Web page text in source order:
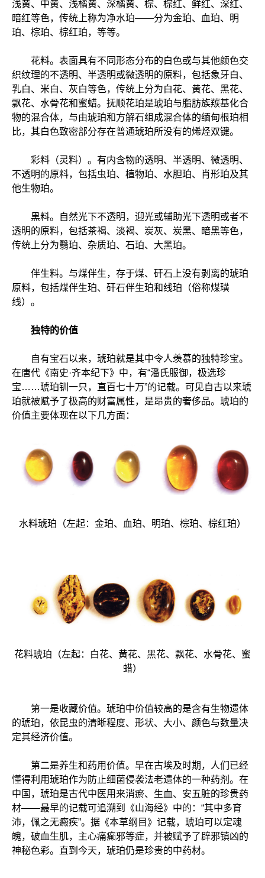
浅黄、中黄、浅橘黄、深橘黄、棕、棕红、鲜红、深红、
暗红等色，传统上称为净水珀——分为金珀、血珀、明
珀、棕珀、棕红珀，等等。
花料。表面具有不同形态分布的白色或与其他颜色交
织纹理的不透明、半透明或微透明的原料，包括象牙白、
乳白、米白、灰白等色，传统上分为白花、黄花、黑花、
飘花、水骨花和蜜蜡。抚顺花珀是琥珀与脂肪族羰基化合
物的混合体，与由琥珀和方解石组成混合体的缅甸根珀相
比，其白色致密部分存在普通琥珀所没有的烯烃双键。
彩料（灵料）。有内含物的透明、半透明、微透明、
不透明的原料，包括虫珀、植物珀、水胆珀、肖形珀及其
他生物珀。
黑料。自然光下不透明，迎光或辅助光下透明或者不
透明的原料，包括茶褐、淡褐、炭灰、炭黑、暗黑等色，
传统上分为翳珀、杂质珀、石珀、大黑珀。
伴生料。与煤伴生，存于煤、矸石上没有剥离的琥珀
原料，包括煤伴生珀、矸石伴生珀和线珀（俗称煤璜
线）。
独特的价值
自有宝石以来，琥珀就是其中令人羡慕的独特珍宝。
在唐代《南史·齐本纪下》中，有“潘氏服御，极选珍
宝……琥珀钏一只，直百七十万”的记载。可见自古以来琥
珀就被赋予了极高的财富属性，是昂贵的奢侈品。琥珀的
价值主要体现在以下几方面：
水料琥珀（左起：金珀、血珀、明珀、棕珀、棕红珀）
花料琥珀（左起：白花、黄花、黑花、飘花、水骨花、蜜
蜡）
第一是收藏价值。琥珀中价值较高的是含有生物遗体
的琥珀，依昆虫的清晰程度、形状、大小、颜色与数量决
定其经济价值。
第二是养生和药用价值。早在古埃及时期，人们已经
懂得利用琥珀作为防止细菌侵袭法老遗体的一种药剂。在
中国，琥珀是古代中医用来消瘀、生血、安五脏的珍贵药
材——最早的记载可追溯到《山海经》中的：“其中多育
沛，佩之无癜疾”。据《本草纲目》记载，琥珀可以定魂
魄，破血生肌，主心痛癫邪等症，并被赋予了辟邪镇凶的
神秘色彩。直到今天，琥珀仍是珍贵的中药材。